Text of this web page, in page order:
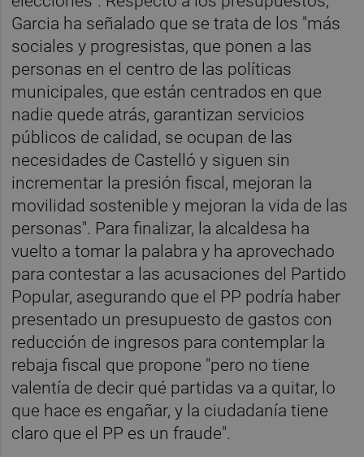
Garcia ha señalado que se trata de los "más
sociales y progresistas, que ponen a las
personas en el centro de las políticas
municipales, que están centrados en que
nadie quede atrás, garantizan servicios
públicos de calidad, se ocupan de las
necesidades de Castelló y siguen sin
incrementar la presión fiscal, mejoran la
movilidad sostenible y mejoran la vida de las
personas". Para finalizar, la alcaldesa ha
vuelto a tomar la palabra y ha aprovechado
para contestar a las acusaciones del Partido
Popular, asegurando que el PP podría haber
presentado un presupuesto de gastos con
reducción de ingresos para contemplar la
rebaja fiscal que propone "pero no tiene
valentía de decir qué partidas va a quitar, lo
que hace es engañar, y la ciudadanía tiene
claro que el PP es un fraude".